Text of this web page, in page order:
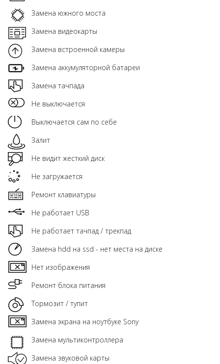
Замена южного моста
Замена видеокарты
Замена встроенной камеры
Замена аккумуляторной батареи
Замена тачпада
Не выключается
Выключается сам по себе
Залит
Не видит жесткий диск
Не загружается
Ремонт клавиатуры
Не работает USB
Не работает тачпад / трекпад
Замена hdd на ssd - нет места на диске
Нет изображения
Ремонт блока питания
Тормозит / тупит
Замена экрана на ноутбуке Sony
Замена мультиконтроллера
Замена звуковой карты